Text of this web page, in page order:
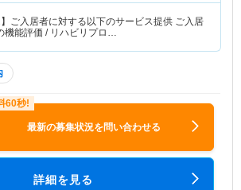
】ご入居者に対する以下のサービス提供 ご入居
機能評価 / リハビリプロ…
最新の募集状況を問い合わせる
詳細を見る